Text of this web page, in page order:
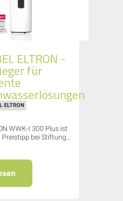
ELTRON
ELTRON -
für
WWK-I 300 Plus ist
Preistipp bei Stiftung
bei Effizienz (COP
Betrieb im Test.